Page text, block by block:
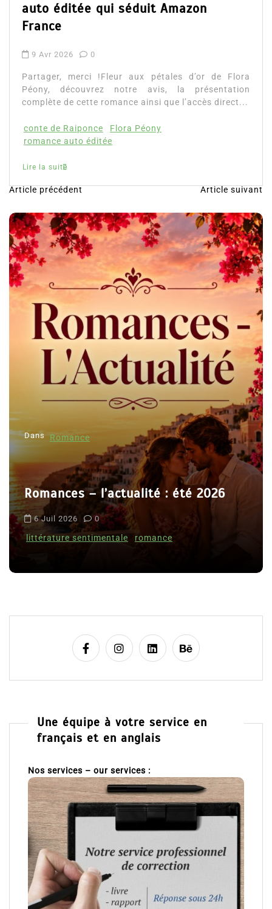
auto éditée qui séduit Amazon
France
9 Avr 2026 0
Partager, merci !Fleur aux pétales d’or de Flora
Péony, découvrez notre avis, la présentation
complète de cette romance ainsi que l’accès direct...
conte de Raiponce
Flora Péony
romance auto éditée
Lire la suite
N
a
v
i
g
a
t
l
’
a
r
t
i
c
e
Article précédent Article suivant
Dans Romance
Romances – l’actualité : été 2026
6 Juil 2026 0
littérature sentimentale romance
Une équipe à votre service en
français et en anglais
Nos services – our services :